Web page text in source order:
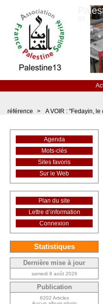
référence
> A VOIR : "Fedayin,
Agenda
Mots-clés
Sites favoris
Sur le Web
Plan du site
Lettre d’information
Connexion
Statistiques
Dernière mise à jour
samedi 8 août 2026
Publication
6202 Articles